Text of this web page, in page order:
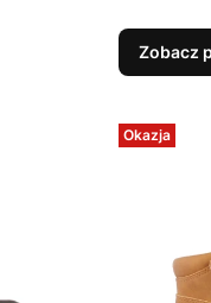
Zobacz
Okazja